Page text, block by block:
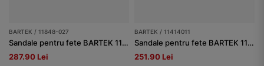
BARTEK / 11848-027
Sandale pentru fete BARTEK 11848-027, roz-violet-gri
287.90 Lei
BARTEK / 11414011
Sandale pentru fete BARTEK 11414011, violet
251.90 Lei